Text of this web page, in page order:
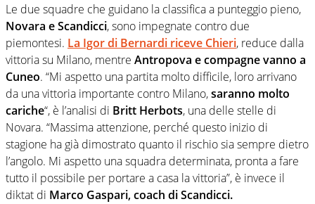
Le due squadre che guidano la classifica a punteggio pieno,
Novara e Scandicci, sono impegnate contro due
piemontesi. La Igor di Bernardi riceve Chieri, reduce dalla
vittoria su Milano, mentre Antropova e compagne vanno a
Cuneo. “Mi aspetto una partita molto difficile, loro arrivano
da una vittoria importante contro Milano,saranno molto
cariche“, è l’analisi di Britt Herbots, una delle stelle di
Novara. “Massima attenzione, perché questo inizio di
stagione ha già dimostrato quanto il rischio sia sempre dietro
l’angolo. Mi aspetto una squadra determinata, pronta a fare
tutto il possibile per portare a casa la vittoria”, è invece il
diktat di Marco Gaspari, coach di Scandicci.